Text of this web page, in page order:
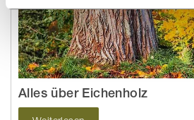
Alles über Eichenholz